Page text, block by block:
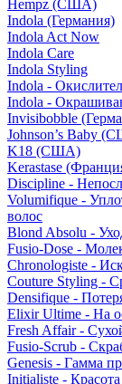
Hempz (США)
Indola (Германия)
Indola Act Now
Indola Care
Indola Styling
Indola -
Indola -
Invisibobble
Johnson’s Baby
K18 (США)
Kerastase
Discipline -
Volumifique -
волос
Blond Absolu -
Fusio-Dose -
Chronologiste -
Couture Styling -
Densifique -
Elixir Ultime - На
Fresh Affair -
Fusio-Scrub -
Genesis - Гамма
Initialiste -